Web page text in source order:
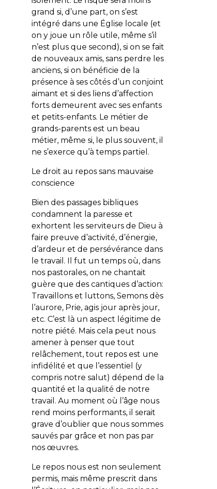
grand si, d’une part, on s’est
intégré dans une Église locale (et
on y joue un rôle utile, même s’il
n’est plus que second), si on se fait
de nouveaux amis, sans perdre les
anciens, si on bénéficie de la
présence à ses côtés d’un conjoint
aimant et si des liens d’affection
forts demeurent avec ses enfants
et petits-enfants. Le métier de
grands-parents est un beau
métier, même si, le plus souvent, il
ne s’exerce qu’à temps partiel.
Le droit au repos sans mauvaise
conscience
Bien des passages bibliques
condamnent la paresse et
exhortent les serviteurs de Dieu à
faire preuve d’activité, d’énergie,
d’ardeur et de persévérance dans
le travail. Il fut un temps où, dans
nos pastorales, on ne chantait
guère que des cantiques d’action:
Travaillons et luttons, Semons dès
l’aurore, Prie, agis jour après jour,
etc. C’est là un aspect légitime de
notre piété. Mais cela peut nous
amener à penser que tout
relâchement, tout repos est une
infidélité et que l’essentiel (y
compris notre salut) dépend de la
quantité et la qualité de notre
travail. Au moment où l’âge nous
rend moins performants, il serait
grave d’oublier que nous sommes
sauvés par grâce et non pas par
nos œuvres.
Le repos nous est non seulement
permis, mais même prescrit dans